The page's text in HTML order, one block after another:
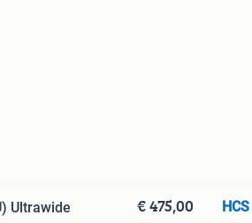
Ultrawide
€ 475,00